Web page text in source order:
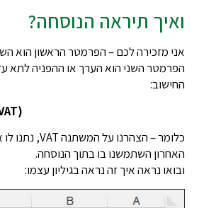
ואיך תיראה הנוסחה?
אני מזכירה לכם – הפרמטר הראשון הוא
הפרמטר השני הוא הערך או ההפניה לתא
החישוב:
האחרון השתמשנו בו בתוך הנוסחה.
ובואו נראה איך זה נראה בגיליון עצמו: